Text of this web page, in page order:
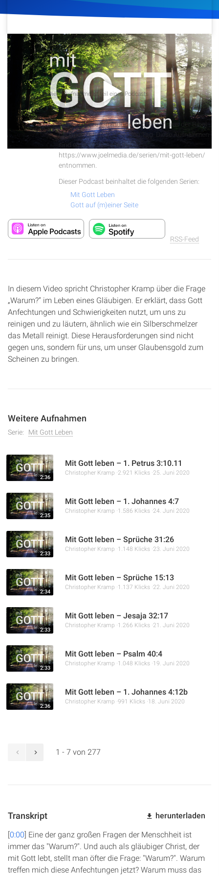
29. März 2020 886Klicks Download
Podcast Diese Aufnahme ist teil eines Podcasts
Tägliche Andachten
Täglich kurze 2-minütige Andachten aus der Bibel
für einen guten Start in den Tag. Diese Aufnahmen
sind einer Videoserie auf
https://www.joelmedia.de/serien/mit-gott-leben/
entnommen.
Dieser Podcast beinhaltet die folgenden Serien:
Mit Gott Leben
Gott auf (m)einer Seite
RSS-Feed
In diesem Video spricht Christopher Kramp über die Frage
„Warum?“ im Leben eines Gläubigen. Er erklärt, dass Gott
Anfechtungen und Schwierigkeiten nutzt, um uns zu
reinigen und zu läutern, ähnlich wie ein Silberschmelzer
das Metall reinigt. Diese Herausforderungen sind nicht
gegen uns, sondern für uns, um unser Glaubensgold zum
Scheinen zu bringen.
Weitere Aufnahmen
Serie: Mit Gott Leben
2:36
Mit Gott leben – 1. Petrus 3:10.11
Christopher Kramp 2.921 Klicks 25. Juni 2020
2:35
Mit Gott leben – 1. Johannes 4:7
Christopher Kramp 1.586 Klicks 24. Juni 2020
2:33
Mit Gott leben – Sprüche 31:26
Christopher Kramp 1.148 Klicks 23. Juni 2020
2:34
Mit Gott leben – Sprüche 15:13
Christopher Kramp 1.137 Klicks 22. Juni 2020
2:33
Mit Gott leben – Jesaja 32:17
Christopher Kramp 1.266 Klicks 21. Juni 2020
2:33
Mit Gott leben – Psalm 40:4
Christopher Kramp 1.048 Klicks 19. Juni 2020
2:36
Mit Gott leben – 1. Johannes 4:12b
Christopher Kramp 991 Klicks 18. Juni 2020
1 - 7 von 277
Transkript herunterladen
[0:00] Eine der ganz großen Fragen der Menschheit ist
immer das "Warum?". Und auch als gläubiger Christ, der
mit Gott lebt, stellt man öfter die Frage: "Warum?". Warum
treffen mich diese Anfechtungen jetzt? Warum muss das
Artikel
Podcasts
Studienzentrum
Über Uns
Kontakt
Spenden